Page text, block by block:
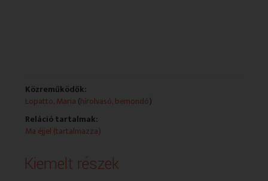
Közreműködők:
Lopatto, Maria (hírolvasó, bemondó)
Reláció tartalmak:
Ma éjjel (tartalmazza)
Kiemelt részek